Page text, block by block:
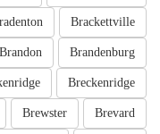
Brackettville
Brandenburg
Brandon
Breckenridge
Brevard
Brewster